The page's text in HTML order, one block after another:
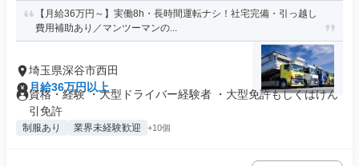
【月給36万円～】実働8h・長時間運転ナシ！社宅完備・引っ越し
費用補助あり／マンツーマンの...
埼玉県深谷市西田
月給36万円以上
資格・経験 ・大型ドライバー経験者 ・大型免許もしくはけん
引免許
制服あり 業界未経験歓迎 +10個